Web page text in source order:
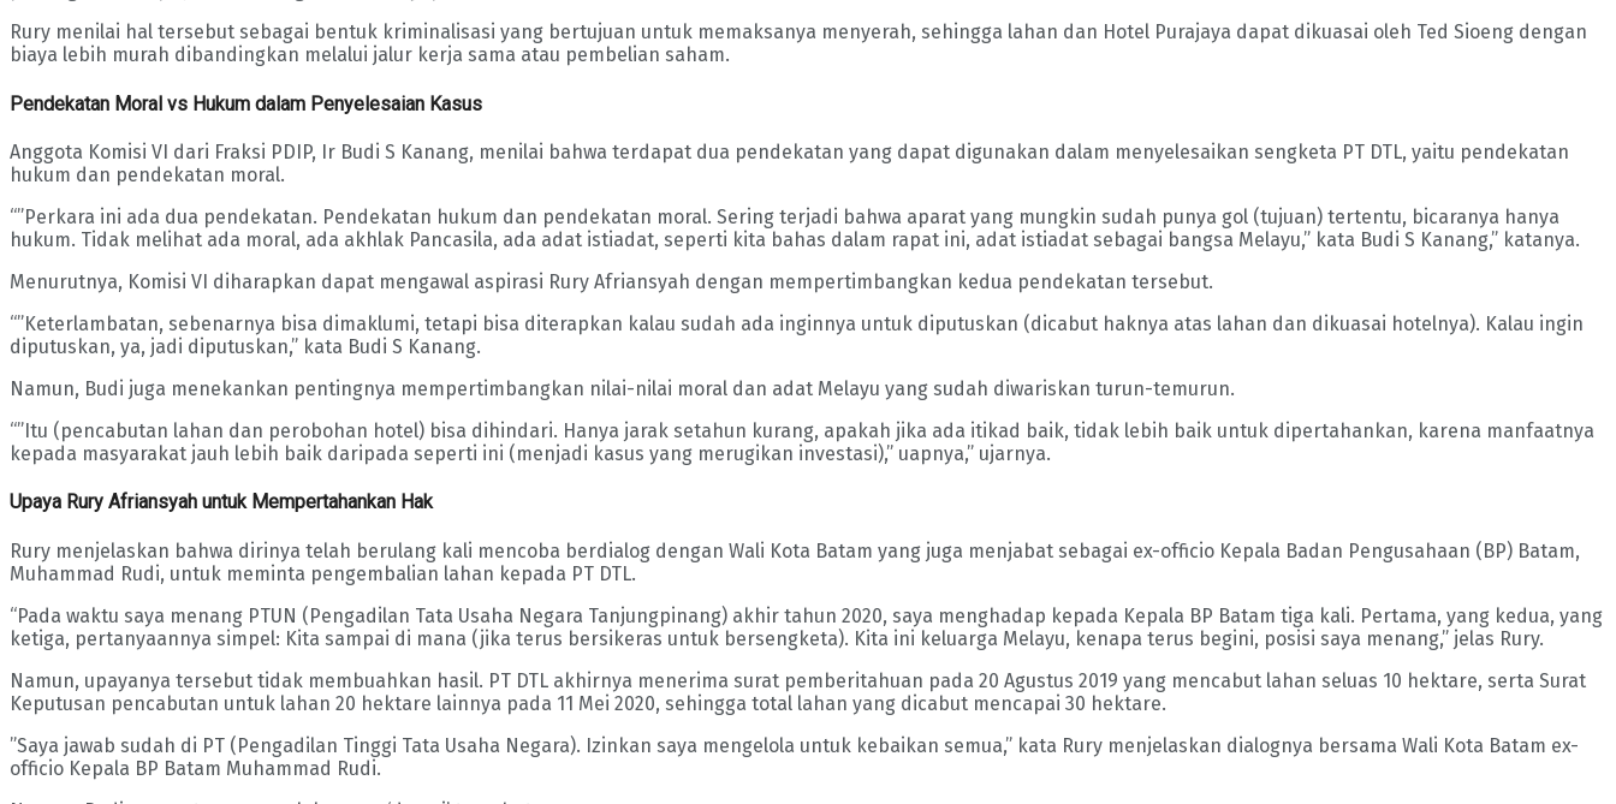
Rury menilai hal tersebut sebagai bentuk kriminalisasi yang bertujuan untuk memaksanya menyerah, sehingga lahan dan Hotel Purajaya dapat dikuasai oleh Ted Sioeng dengan
biaya lebih murah dibandingkan melalui jalur kerja sama atau pembelian saham.
Pendekatan Moral vs Hukum dalam Penyelesaian Kasus
Anggota Komisi VI dari Fraksi PDIP, Ir Budi S Kanang, menilai bahwa terdapat dua pendekatan yang dapat digunakan dalam menyelesaikan sengketa PT DTL, yaitu pendekatan
hukum dan pendekatan moral.
“”Perkara ini ada dua pendekatan. Pendekatan hukum dan pendekatan moral. Sering terjadi bahwa aparat yang mungkin sudah punya gol (tujuan) tertentu, bicaranya hanya
hukum. Tidak melihat ada moral, ada akhlak Pancasila, ada adat istiadat, seperti kita bahas dalam rapat ini, adat istiadat sebagai bangsa Melayu,” kata Budi S Kanang,” katanya.
Menurutnya, Komisi VI diharapkan dapat mengawal aspirasi Rury Afriansyah dengan mempertimbangkan kedua pendekatan tersebut.
“”Keterlambatan, sebenarnya bisa dimaklumi, tetapi bisa diterapkan kalau sudah ada inginnya untuk diputuskan (dicabut haknya atas lahan dan dikuasai hotelnya). Kalau ingin
diputuskan, ya, jadi diputuskan,” kata Budi S Kanang.
Namun, Budi juga menekankan pentingnya mempertimbangkan nilai-nilai moral dan adat Melayu yang sudah diwariskan turun-temurun.
“”Itu (pencabutan lahan dan perobohan hotel) bisa dihindari. Hanya jarak setahun kurang, apakah jika ada itikad baik, tidak lebih baik untuk dipertahankan, karena manfaatnya
kepada masyarakat jauh lebih baik daripada seperti ini (menjadi kasus yang merugikan investasi),” uapnya,” ujarnya.
Upaya Rury Afriansyah untuk Mempertahankan Hak
Rury menjelaskan bahwa dirinya telah berulang kali mencoba berdialog dengan Wali Kota Batam yang juga menjabat sebagai ex-officio Kepala Badan Pengusahaan (BP) Batam,
Muhammad Rudi, untuk meminta pengembalian lahan kepada PT DTL.
“Pada waktu saya menang PTUN (Pengadilan Tata Usaha Negara Tanjungpinang) akhir tahun 2020, saya menghadap kepada Kepala BP Batam tiga kali. Pertama, yang kedua, yang
ketiga, pertanyaannya simpel: Kita sampai di mana (jika terus bersikeras untuk bersengketa). Kita ini keluarga Melayu, kenapa terus begini, posisi saya menang,” jelas Rury.
Namun, upayanya tersebut tidak membuahkan hasil. PT DTL akhirnya menerima surat pemberitahuan pada 20 Agustus 2019 yang mencabut lahan seluas 10 hektare, serta Surat
Keputusan pencabutan untuk lahan 20 hektare lainnya pada 11 Mei 2020, sehingga total lahan yang dicabut mencapai 30 hektare.
”Saya jawab sudah di PT (Pengadilan Tinggi Tata Usaha Negara). Izinkan saya mengelola untuk kebaikan semua,” kata Rury menjelaskan dialognya bersama Wali Kota Batam ex-
officio Kepala BP Batam Muhammad Rudi.